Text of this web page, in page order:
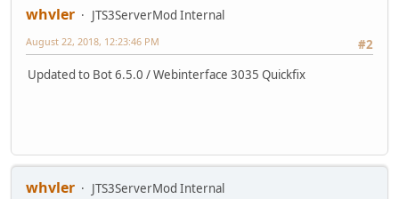
whvler
JTS3ServerMod Internal
#2
August 22, 2018, 12:23:46 PM
Updated to Bot 6.5.0 / Webinterface 3035 Quickfix
whvler
JTS3ServerMod Internal